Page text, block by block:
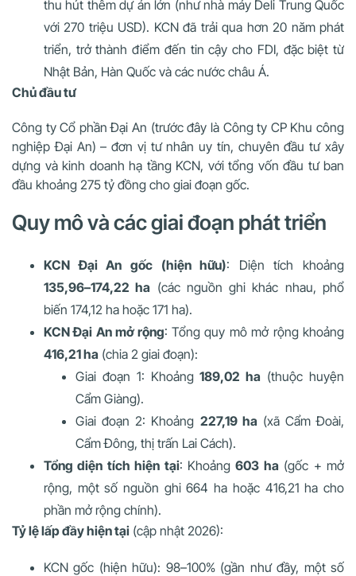
thu hút thêm dự án lớn (như nhà máy Deli Trung Quốc
với 270 triệu USD). KCN đã trải qua hơn 20 năm phát
triển, trở thành điểm đến tin cậy cho FDI, đặc biệt từ
Nhật Bản, Hàn Quốc và các nước châu Á.
Chủ đầu tư
Công ty Cổ phần Đại An (trước đây là Công ty CP Khu công
nghiệp Đại An) – đơn vị tư nhân uy tín, chuyên đầu tư xây
dựng và kinh doanh hạ tầng KCN, với tổng vốn đầu tư ban
đầu khoảng 275 tỷ đồng cho giai đoạn gốc.
Quy mô và các giai đoạn phát triển
KCN Đại An gốc (hiện hữu): Diện tích khoảng
135,96–174,22 ha (các nguồn ghi khác nhau, phổ
biến 174,12 ha hoặc 171 ha).
KCN Đại An mở rộng: Tổng quy mô mở rộng khoảng
416,21 ha (chia 2 giai đoạn):
Giai đoạn 1: Khoảng189,02 ha (thuộc huyện
Cẩm Giàng).
Giai đoạn 2: Khoảng 227,19 ha (xã Cẩm Đoài,
Cẩm Đông, thị trấn Lai Cách).
Tổng diện tích hiện tại: Khoảng603 ha (gốc + mở
rộng, một số nguồn ghi 664 ha hoặc 416,21 ha cho
phần mở rộng chính).
Tỷ lệ lấp đầy hiện tại (cập nhật 2026):
KCN gốc (hiện hữu): 98–100% (gần như đầy, một số